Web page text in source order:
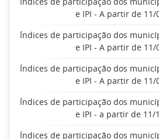
e IPI - A partir de 11/
Índices de participação dos
e IPI - A partir de 11/
Índices de participação dos
e IPI - A partir de 11/
Índices de participação dos
e IPI - a partir de 11/
Índices de participação dos